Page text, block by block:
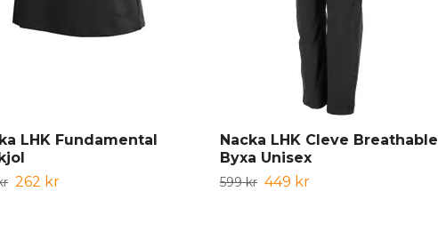
LHK Fundamental
262 kr
Nacka LHK Cleve Breathable
Byxa Unisex
599 kr 449 kr